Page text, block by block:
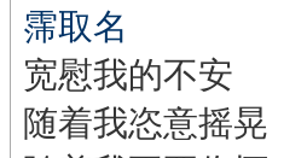
霈取名
宽慰我的不安
随着我恣意摇晃